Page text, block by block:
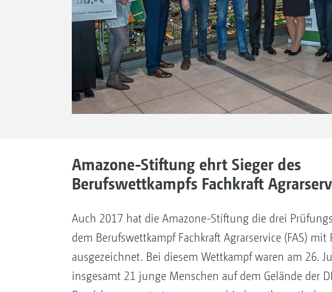
Amazone-Stiftung ehrt Sieger des
Berufswettkampfs Fachkraft
Auch 2017 hat die Amazone-Stiftung die drei
dem Berufswettkampf Fachkraft Agrarservice (FAS) mit
ausgezeichnet. Bei diesem Wettkampf waren am 26.
insgesamt 21 junge Menschen auf dem Gelände der